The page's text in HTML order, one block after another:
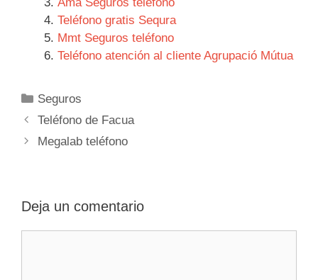
Teléfono gratis Sequra
Mmt Seguros teléfono
Teléfono atención al cliente Agrupació Mútua
Categorías
Seguros
Navegación
de
Teléfono de Facua
Megalab teléfono
Deja un comentario